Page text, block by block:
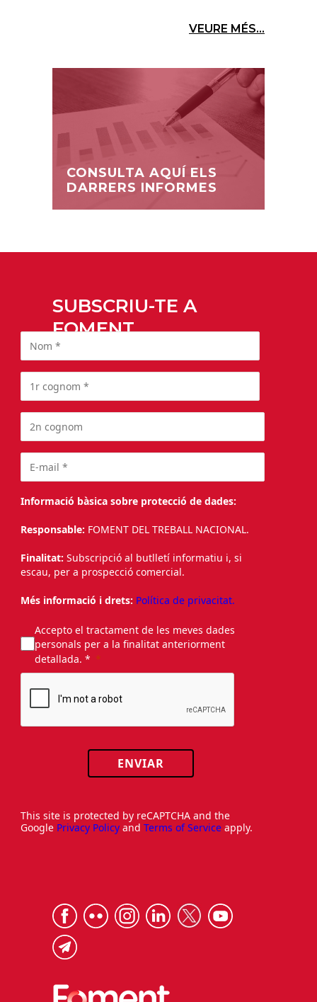
VEURE MÉS...
CONSULTA AQUÍ ELS
DARRERS INFORMES
SUBSCRIU-TE A
FOMENT
Informació bàsica sobre protecció de dades:
Responsable: FOMENT DEL TREBALL NACIONAL.
Finalitat: Subscripció al butlletí informatiu i, si
escau, per a prospecció comercial.
Més informació i drets: Política de privacitat.
Accepto el tractament de les meves dades
personals per a la finalitat anteriorment
detallada. *
ENVIAR
This site is protected by reCAPTCHA and the
Google Privacy Policy and Terms of Service apply.